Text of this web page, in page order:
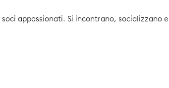
appassionati. Si incontrano,